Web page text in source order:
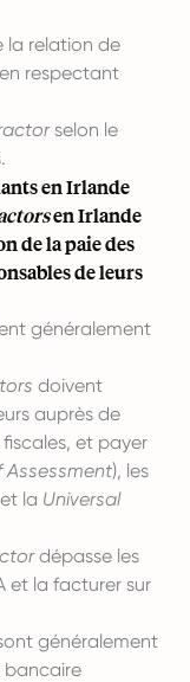
la relation de
respectant
selon le
en Irlande
en Irlande
de la paie des
de leurs
généralement
doivent
auprès de
et payer
Assessment), les
la Universal
dépasse les
et la facturer sur
généralement
bancaire